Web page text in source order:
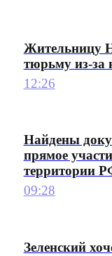
Жительницу
тюрьму из-за
12:26
Найдены
прямое
территории
09:28
Зеленский